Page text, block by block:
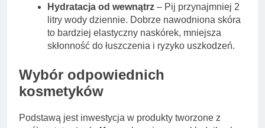
Hydratacja od wewnątrz – Pij przynajmniej 2
litry wody dziennie. Dobrze nawodniona skóra
to bardziej elastyczny naskórek, mniejsza
skłonność do łuszczenia i ryzyko uszkodzeń.
Wybór odpowiednich
kosmetyków
Podstawą jest inwestycja w produkty tworzone z